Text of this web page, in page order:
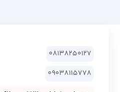
08138250127
09038115778